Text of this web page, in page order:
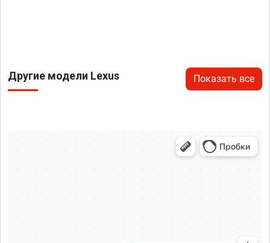
Другие модели Lexus Показать все